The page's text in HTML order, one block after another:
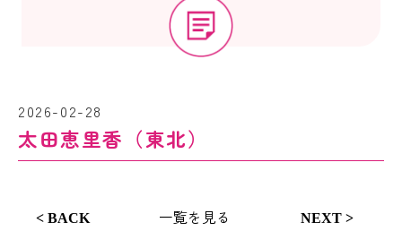
2026-02-28
太田恵里香（東北）
< BACK 一覧を見る NEXT >